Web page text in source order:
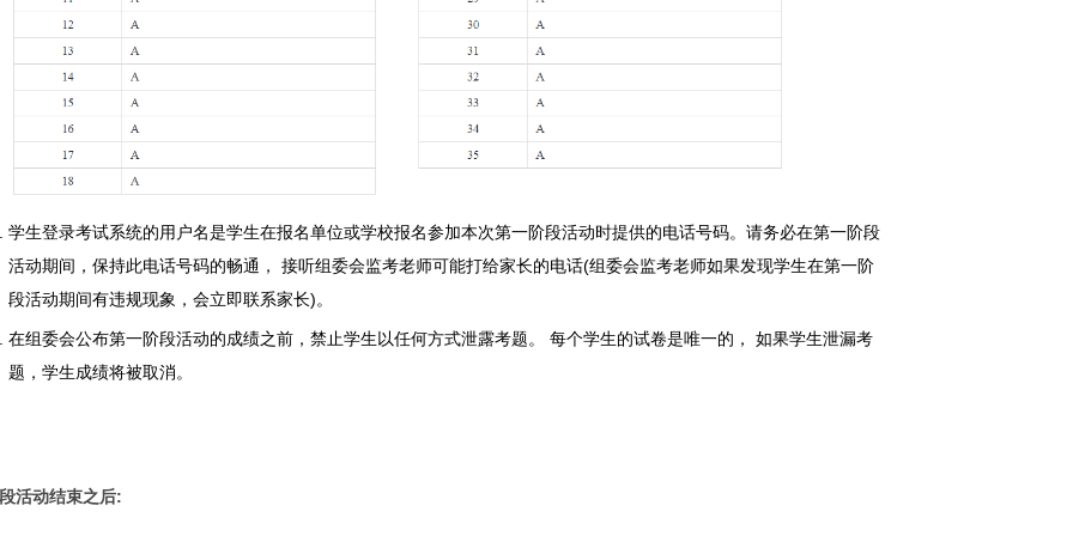
学生登录考试系统的用户名是学生在报名单位或学校报名参加本次第一阶段活动时提供的电话号码。请务必在第一阶段
活动期间，保持此电话号码的畅通， 接听组委会监考老师可能打给家长的电话(组委会监考老师如果发现学生在第一阶
段活动期间有违规现象，会立即联系家长)。
在组委会公布第一阶段活动的成绩之前，禁止学生以任何方式泄露考题。 每个学生的试卷是唯一的， 如果学生泄漏考
题，学生成绩将被取消。
活动结束之后: